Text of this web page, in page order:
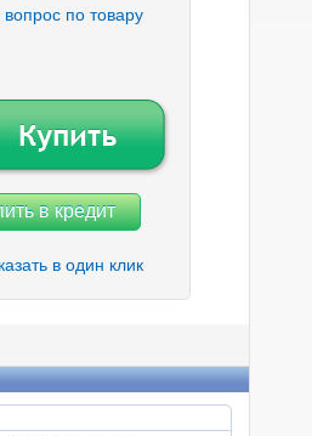
вопрос по товару
в кредит
в один клик